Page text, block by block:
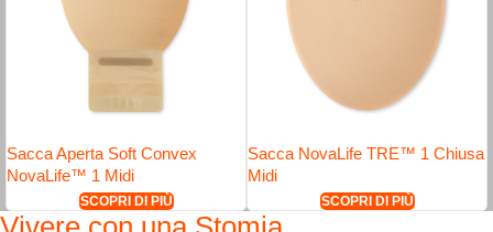
Sacca Aperta Soft Convex
NovaLife™ 1 Midi
SCOPRI DI PIÙ
Sacca NovaLife TRE™ 1 Chiusa
Midi
SCOPRI DI PIÙ